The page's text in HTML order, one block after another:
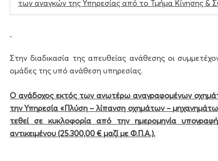
των αναγκών της Υπηρεσίας από το Τμήμα Κίνησης &
Στην διαδικασία της απευθείας ανάθεσης οι
ομάδες της υπό ανάθεση υπηρεσίας.
Ο ανάδοχος εκτός των ανωτέρω αναγραφομένων
την Υπηρεσία «Πλύση – λίπανση οχημάτων –
τεθεί σε κυκλοφορία από την ημερομηνία
αντικειμένου (25.300,00 € μαζί με Φ.Π.Α.).